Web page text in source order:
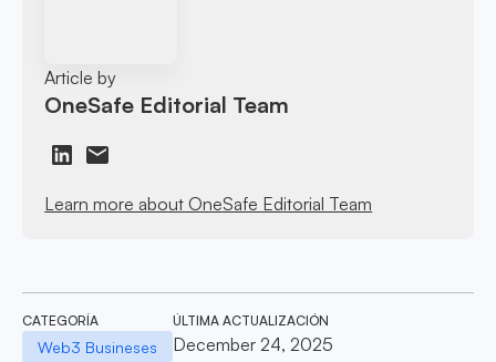
Article by
OneSafe Editorial Team
Learn more about OneSafe Editorial Team
CATEGORÍA
Web3 Busineses
ÚLTIMA ACTUALIZACIÓN
December 24, 2025